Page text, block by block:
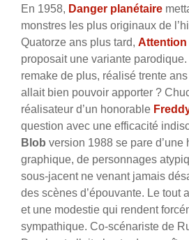
En 1958, Danger planétaire
monstres les plus originaux de
Quatorze ans plus tard, Attention
proposait une variante parodique.
remake de plus, réalisé trente
allait bien pouvoir apporter ?
réalisateur d’un honorable
question avec une efficacité
Blob version 1988 se pare d’une
graphique, de personnages
sous-jacent ne venant jamais
des scènes d’épouvante. Le tout
et une modestie qui rendent
sympathique. Co-scénariste de